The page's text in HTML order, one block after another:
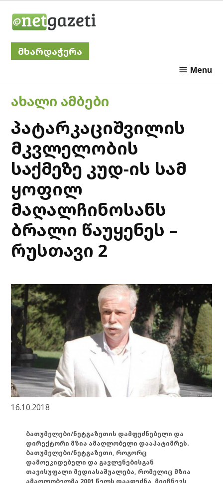
მხარდაჭერა
Menu
POSTED
IN
ᲐᲮᲐᲚᲘ ᲐᲛᲑᲔᲑᲘ
პატარკაციშვილის
მკვლელობის
საქმეზე კუდ-ის სამ
ყოფილ
მაღალჩინოსანს
ბრალი წაუყენეს –
რუსთავი 2
16.10.2018
ბათუმელები/ნეტგაზეთის დამფუძნებელი და
დირექტორი მზია ამაღლობელი დააპატიმრეს.
ბათუმელები/ნეტგაზეთი, როგორც
დამოუკიდებელი და გავლენებისგან
თავისუფალი მედიასაშუალება, რომელიც მზია
ამაღლობელმა 2001 წელს დააფუძნა, მიიჩნევს,